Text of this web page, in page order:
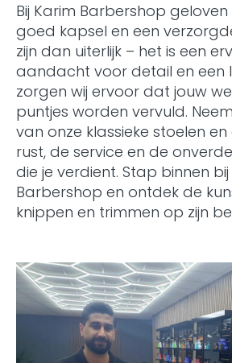
Bij Karim Barbershop
goed kapsel en een
zijn dan uiterlijk – het is een
aandacht voor detail en een
zorgen wij ervoor dat jouw
puntjes worden vervuld.
van onze klassieke stoelen
rust, de service en de
die je verdient. Stap binnen
Barbershop en ontdek de
knippen en trimmen op zijn